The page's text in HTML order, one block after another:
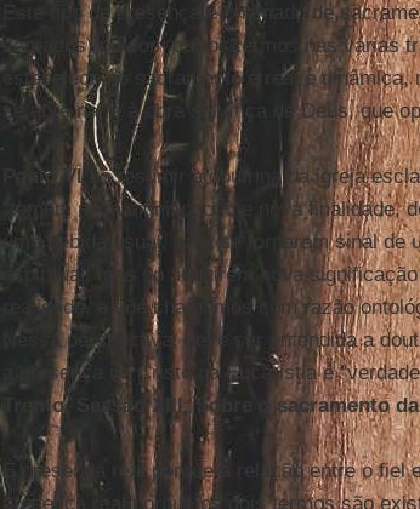
Este tipo de presença é chamado de
sagrados) ou com outros termos nas várias
estabelece no sacramento é real e
se abre na fé à obra salvífica de Deus, que
Paulo VIao resumir a doutrina da igreja
"tomam nova significação e nova finalidade,
uma bebida usual, para se tornarem sinal de
espiritual; mas só adquirem nova
realidade, a que chamamos com razão
Nessa perspectiva, deve ser entendida a
a presença de Cristo na Eucaristia é
Trento, Sessão XIII, Sobre o sacramento da
É presença real porque a relação entre o fiel
presença real porque os dois termos são